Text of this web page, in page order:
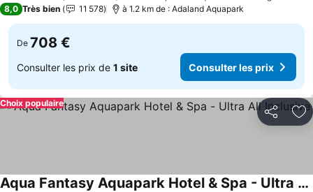
8,0 Très bien 11 578 à 1.2 km de : Adaland Aquapark
De 708 €
Consulter les prix de 1 site Consulter les prix
Partager
Choix populaire
Aqua Fantasy Aquapark Hotel & Spa - Ultra All Inclusive